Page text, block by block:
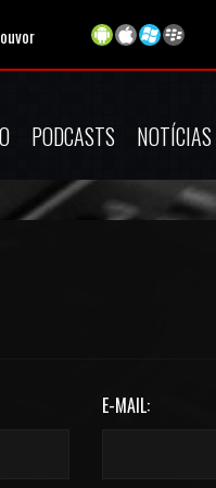
PODCASTS NOTÍCIAS
E-MAIL: